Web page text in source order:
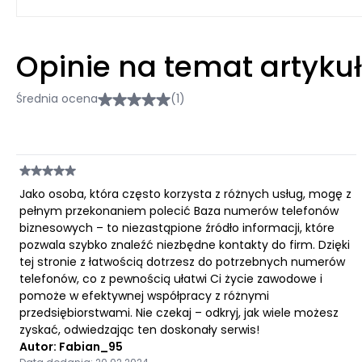
Opinie na temat
Średnia ocena (1)
Jako osoba, która często korzysta z różnych usług, mogę z
pełnym przekonaniem polecić Baza numerów telefonów
biznesowych – to niezastąpione źródło informacji, które
pozwala szybko znaleźć niezbędne kontakty do firm. Dzięki
tej stronie z łatwością dotrzesz do potrzebnych numerów
telefonów, co z pewnością ułatwi Ci życie zawodowe i
pomoże w efektywnej współpracy z różnymi
przedsiębiorstwami. Nie czekaj – odkryj, jak wiele możesz
zyskać, odwiedzając ten doskonały serwis!
Autor: Fabian_95